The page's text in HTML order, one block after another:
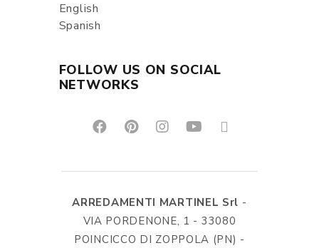
English
Spanish
FOLLOW US ON SOCIAL
NETWORKS
ARREDAMENTI MARTINEL Srl -
VIA PORDENONE, 1 - 33080
POINCICCO DI ZOPPOLA (PN) -